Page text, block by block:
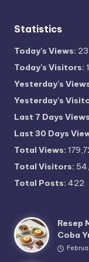
Statistics
Today's Views: 23
Today's Visitors:
Yesterday's
Yesterday's
Last 7 Days
Last 30 Days
Total Views:
Total Visitors:
Total Posts: 422
Resep
Coba